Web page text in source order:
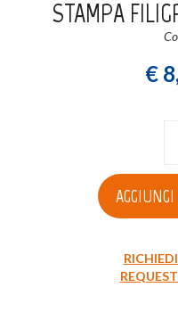
STAMPA
€